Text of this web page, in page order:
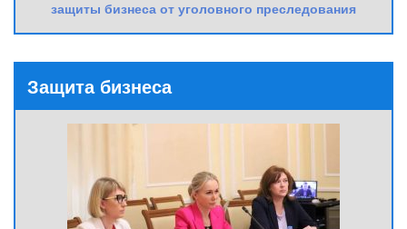
защиты бизнеса от уголовного преследования
Защита бизнеса